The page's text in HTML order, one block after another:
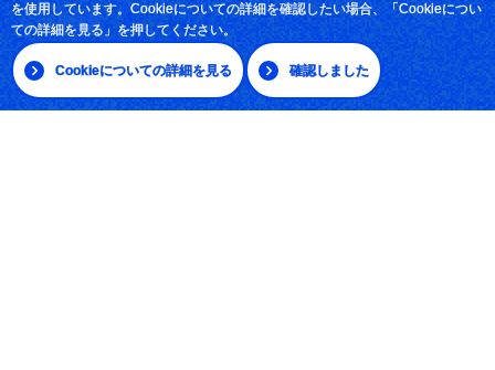
を使用しています。Cookieについての詳細を確認したい場合、「Cookieについ
ての詳細を見る」を押してください。
Cookieについての詳細を見る 確認しました
採用情報
サイトマップ
日本語 | English